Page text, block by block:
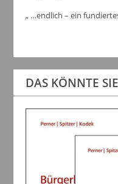
„ …endlich – ein
DAS KÖNNTE